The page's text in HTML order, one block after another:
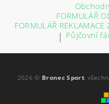
FORMULÁŘ
FORMULÁŘ REKLAMACE
| Půjčovní
2026 © Bronec Sport,